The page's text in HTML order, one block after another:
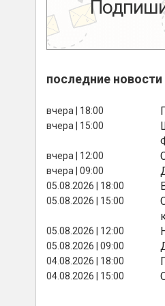
последние новости
вчера | 18:00
вчера | 15:00
вчера | 12:00
вчера | 09:00
05.08.2026 | 18:00
05.08.2026 | 15:00
05.08.2026 | 12:00
05.08.2026 | 09:00
04.08.2026 | 18:00
04.08.2026 | 15:00